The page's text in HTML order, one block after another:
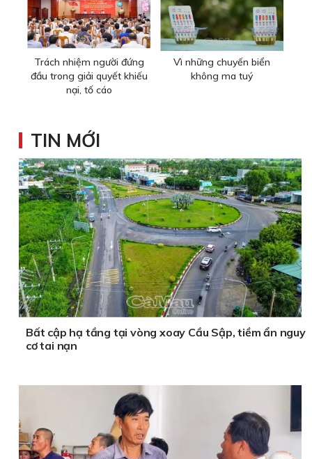
Trách nhiệm người đứng
đầu trong giải quyết khiếu
nại, tố cáo
Vì những chuyến biển
không ma tuý
TIN MỚI
Bất cập hạ tầng tại vòng xoay Cầu Sập, tiềm ẩn nguy
cơ tai nạn